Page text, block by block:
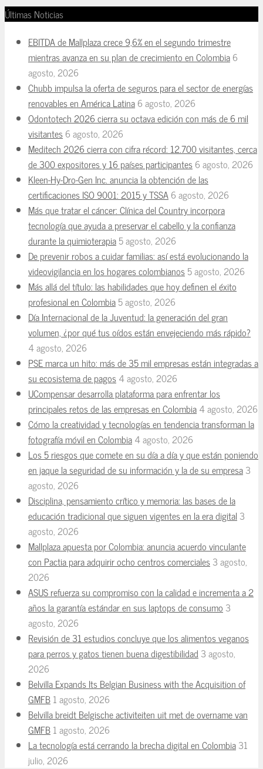
Últimas Noticias
EBITDA de Mallplaza crece 9,6% en el segundo trimestre
mientras avanza en su plan de crecimiento en Colombia6
agosto, 2026
Chubb impulsa la oferta de seguros para el sector de energías
renovables en América Latina6 agosto, 2026
Odontotech 2026 cierra su octava edición con más de 6 mil
visitantes6 agosto, 2026
Meditech 2026 cierra con cifra récord: 12.700 visitantes, cerca
de 300 expositores y 16 países participantes6 agosto, 2026
Kleen-Hy-Dro-Gen Inc. anuncia la obtención de las
certificaciones ISO 9001: 2015 y TSSA6 agosto, 2026
Más que tratar el cáncer: Clínica del Country incorpora
tecnología que ayuda a preservar el cabello y la confianza
durante la quimioterapia5 agosto, 2026
De prevenir robos a cuidar familias: así está evolucionando la
videovigilancia en los hogares colombianos5 agosto, 2026
Más allá del título: las habilidades que hoy definen el éxito
profesional en Colombia5 agosto, 2026
Día Internacional de la Juventud: la generación del gran
volumen, ¿por qué tus oídos están envejeciendo más rápido?
4 agosto, 2026
PSE marca un hito: más de 35 mil empresas están integradas a
su ecosistema de pagos4 agosto, 2026
UCompensar desarrolla plataforma para enfrentar los
principales retos de las empresas en Colombia4 agosto, 2026
Cómo la creatividad y tecnologías en tendencia transforman la
fotografía móvil en Colombia4 agosto, 2026
Los 5 riesgos que comete en su día a día y que están poniendo
en jaque la seguridad de su información y la de su empresa3
agosto, 2026
Disciplina, pensamiento crítico y memoria: las bases de la
educación tradicional que siguen vigentes en la era digital 3
agosto, 2026
Mallplaza apuesta por Colombia: anuncia acuerdo vinculante
con Pactia para adquirir ocho centros comerciales3 agosto,
2026
ASUS refuerza su compromiso con la calidad e incrementa a 2
años la garantía estándar en sus laptops de consumo 3
agosto, 2026
Revisión de 31 estudios concluye que los alimentos veganos
para perros y gatos tienen buena digestibilidad 3 agosto,
2026
Belvilla Expands Its Belgian Business with the Acquisition of
GMFB1 agosto, 2026
Belvilla breidt Belgische activiteiten uit met de overname van
GMFB1 agosto, 2026
La tecnología está cerrando la brecha digital en Colombia31
julio, 2026